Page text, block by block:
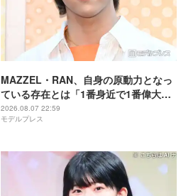
MAZZEL・RAN、自身の原動力となっ
ている存在とは「1番身近で1番偉大な
存在」
2026.08.07 22:59
モデルプレス